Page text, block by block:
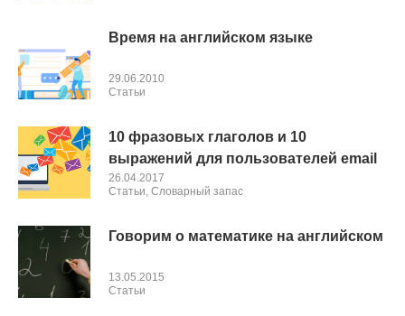
Время на английском языке
29.06.2010
Cтатьи
10 фразовых глаголов и 10
выражений для пользователей email
26.04.2017
Cтатьи, Словарный запас
Говорим о математике на английском
13.05.2015
Cтатьи